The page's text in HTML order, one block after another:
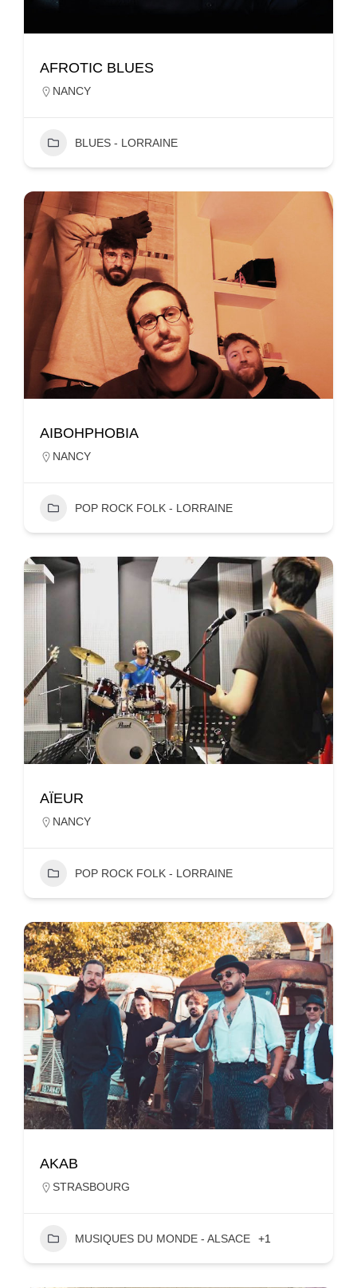
AFROTIC BLUES
NANCY
BLUES - LORRAINE
AIBOHPHOBIA
NANCY
POP ROCK FOLK - LORRAINE
AÏEUR
NANCY
POP ROCK FOLK - LORRAINE
AKAB
STRASBOURG
MUSIQUES DU MONDE - ALSACE +1